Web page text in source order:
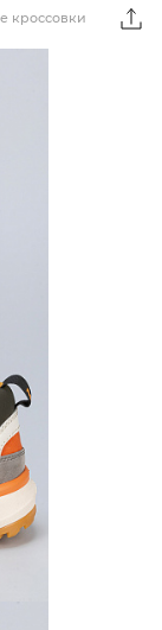
кроссовки